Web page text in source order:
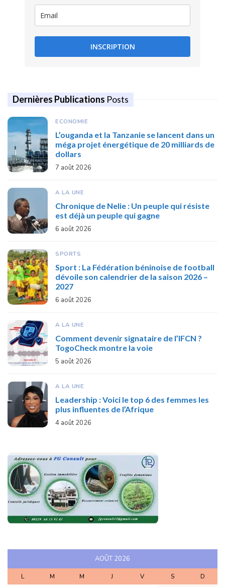
INSCRIPTION
Dernières Publications Posts
ECONOMIE
L’ouganda et la Tanzanie se lancent dans un
méga projet énergétique de 20 milliards de
dollars
7 août 2026
A LA UNE
Chronique de Nelie : Un peuple qui résiste
est déjà un peuple qui gagne
6 août 2026
SPORTS
Sport : La Fédération béninoise de football
dévoile son calendrier de la saison 2026 –
2027
6 août 2026
A LA UNE
Comment devenir signataire de l’IFCN ?
TogoCheck montre la voie
5 août 2026
A LA UNE
Leadership : Voici le top 6 des femmes les
plus influentes de l’Afrique
4 août 2026
AOÛT 2026
L M M J V S D